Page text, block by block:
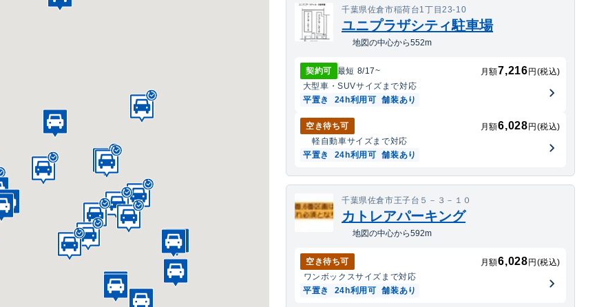
千葉県佐倉市稲荷台1丁目23-10
ユニプラザシティ駐車場
地図の中心から552m
契約可 最短 8/17~ 月額7,216 円(税込)
大型車・SUVサイズまで対応
平置き
24h利用可 舗装あり
空き待ち可 月額6,028 円(税込)
軽自動車サイズまで対応
平置き
24h利用可 舗装あり
千葉県佐倉市王子台５－３－１０
カトレアパーキング
地図の中心から592m
空き待ち可 月額6,028 円(税込)
ワンボックスサイズまで対応
平置き
24h利用可 舗装あり